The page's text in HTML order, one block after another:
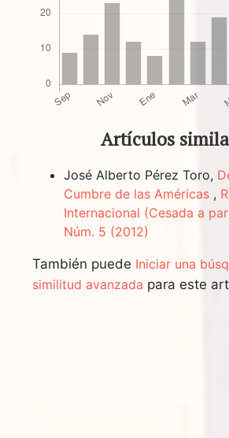
Artículos
José Alberto Pérez Toro,
Cumbre de las Américas ,
Internacional (Cesada a
Núm. 5 (2012)
También puede Iniciar una
similitud avanzada para este